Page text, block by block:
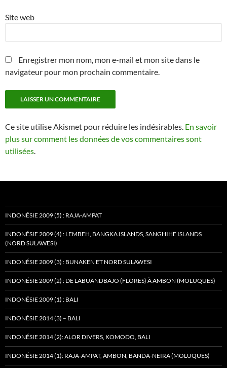
Site web
Enregistrer mon nom, mon e-mail et mon site dans le
navigateur pour mon prochain commentaire.
Ce site utilise Akismet pour réduire les indésirables. En savoir
plus sur comment les données de vos commentaires sont
utilisées.
INDONÉSIE 2009 (5) : RAJA-AMPAT
INDONÉSIE 2009 (4) : LEMBEH, BANGKA ISLANDS, SANGHIHE ISLANDS
(NORD SULAWESI)
INDONÉSIE 2009 (3) : BUNAKEN ET NORD SULAWESI
INDONÉSIE 2009 (2) : DE LABUANDBAJO (FLORES) À AMBON (MOLUQUES)
INDONÉSIE 2009 (1) : BALI
INDONÉSIE 2014 (3) – BALI
INDONÉSIE 2014 (2): ALOR DIVERS, KOMODO, BALI
INDONÉSIE 2014 (1): RAJA-AMPAT, AMBON, BANDA-NEIRA (MOLUQUES)